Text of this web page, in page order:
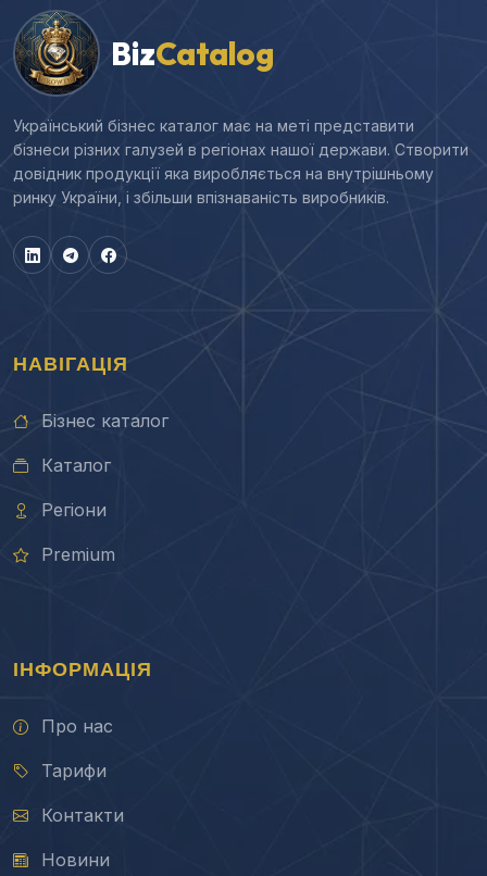
BizCatalog
Український бізнес каталог має на меті представити
бізнеси різних галузей в регіонах нашої держави. Створити
довідник продукції яка виробляється на внутрішньому
ринку України, і збільши впізнаваність виробників.
НАВІГАЦІЯ
Бізнес каталог
Каталог
Регіони
Premium
ІНФОРМАЦІЯ
Про нас
Тарифи
Контакти
Новини